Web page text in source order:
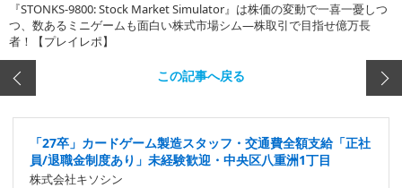
『STONKS-9800: Stock Market Simulator』は株価の変動で一喜一憂しつ
つ、数あるミニゲームも面白い株式市場シム―株取引で目指せ億万長
者！【プレイレポ】
この記事へ戻る
「27卒」カードゲーム製造スタッフ・交通費全額支給「正社
員/退職金制度あり」未経験歓迎・中央区八重洲1丁目
株式会社キソシン